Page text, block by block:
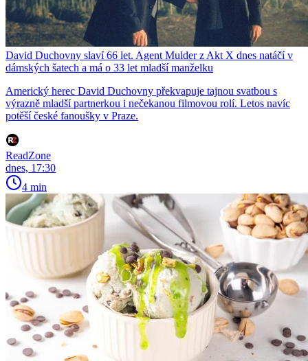
David Duchovny slaví 66 let. Agent Mulder z Akt X dnes natáčí v
dámských šatech a má o 33 let mladší manželku
Americký herec David Duchovny překvapuje tajnou svatbou s
výrazně mladší partnerkou i nečekanou filmovou rolí. Letos navíc
potěší české fanoušky v Praze.
ReadZone
dnes, 17:30
4 min